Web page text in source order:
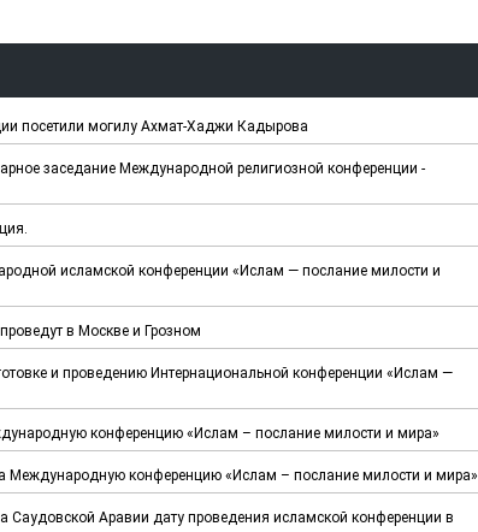
посетили могилу Ахмат-Хаджи Кадырова
заседание Международной религиозной конференции -
исламской конференции «Ислам — послание милости и
в Москве и Грозном
и проведению Интернациональной конференции «Ислам —
конференцию «Ислам – послание милости и мира»
Международную конференцию «Ислам – послание милости и мира»
Аравии дату проведения исламской конференции в